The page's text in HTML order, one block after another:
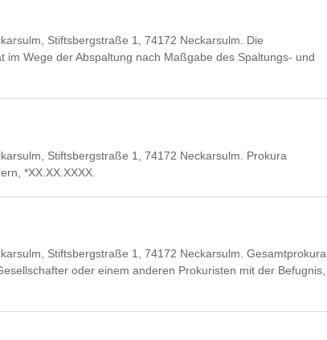
Stiftsbergstraße 1, 74172 Neckarsulm. Die
Wege der Abspaltung nach Maßgabe des Spaltungs- und
Stiftsbergstraße 1, 74172 Neckarsulm. Prokura
*XX.XX.XXXX.
Stiftsbergstraße 1, 74172 Neckarsulm. Gesamtprokura
oder einem anderen Prokuristen mit der Befugnis,